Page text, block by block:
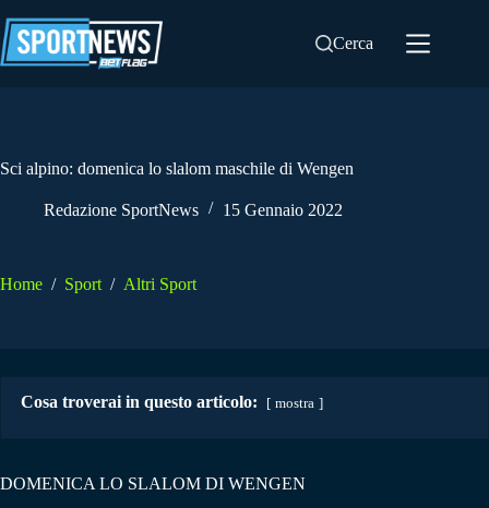
al
contenuto
Cerca
Sci alpino: domenica lo slalom maschile di Wengen
Redazione SportNews 15 Gennaio 2022
Home / Sport / Altri Sport
Cosa troverai in questo articolo: mostra
DOMENICA LO SLALOM DI WENGEN